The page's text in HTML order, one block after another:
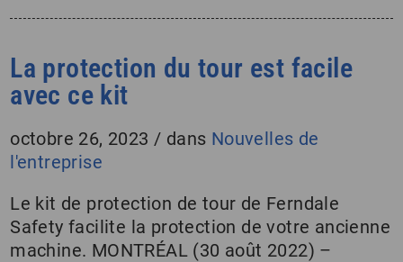
La protection du tour est facile
avec ce kit
octobre 26, 2023 / dans Nouvelles de
l'entreprise
Le kit de protection de tour de Ferndale
Safety facilite la protection de votre ancienne
machine. MONTRÉAL (30 août 2022) –